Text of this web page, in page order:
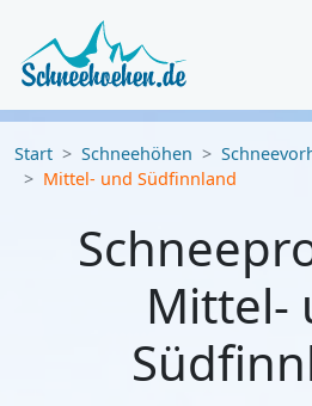
Start Schneehöhen
Mittel- und Südfinnland
Mittel-